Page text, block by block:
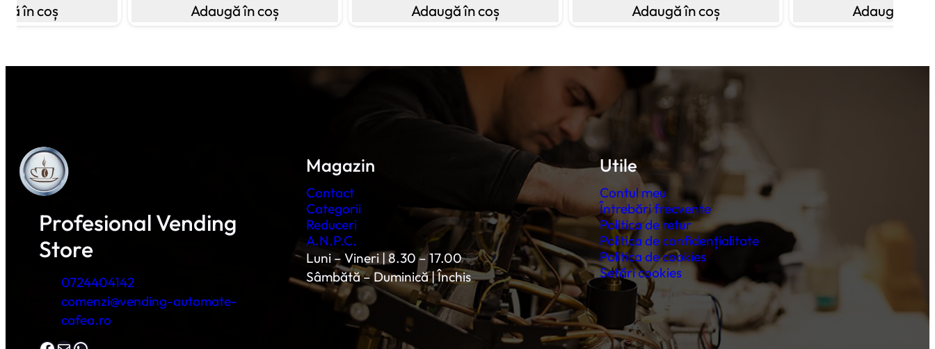
în coș Adaugă în coș Adaugă în coș Adaugă în coș Adaugă în
Profesional Vending
Store
0724404142
comenzi@vending-automate-
cafea.ro
Magazin
Contact
Categorii
Reduceri
A.N.P.C.
Luni – Vineri | 8.30 – 17.00
Sâmbătă – Duminică | Închis
Utile
Contul meu
Întrebări frecvente
Politica de retur
Politica de confidențialitate
Politica de cookies
Setări cookies